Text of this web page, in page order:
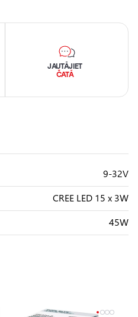
JAUTĀJIET
ČATĀ
9-32V
CREE LED 15 x 3W
45W